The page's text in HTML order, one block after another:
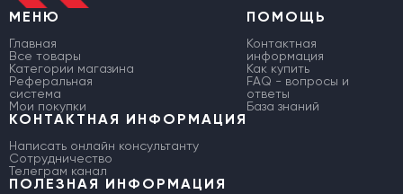
МЕНЮ
Главная
Все товары
Категории магазина
Реферальная
система
Мои покупки
ПОМОЩЬ
Контактная
информация
Как купить
FAQ - вопросы и
ответы
База знаний
КОНТАКТНАЯ ИНФОРМАЦИЯ
Написать онлайн консультанту
Сотрудничество
Телеграм канал
ПОЛЕЗНАЯ ИНФОРМАЦИЯ